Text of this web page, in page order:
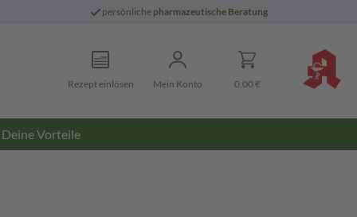
persönliche pharmazeutische Beratung
Rezept einlösen Mein Konto 0,00 €
Deine Vorteile